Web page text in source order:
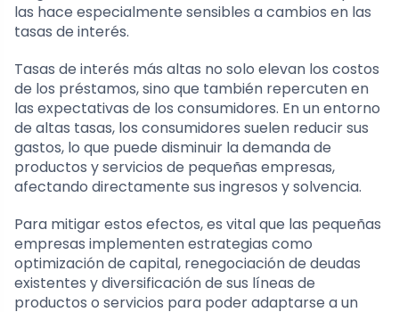
las hace especialmente sensibles a cambios en las
tasas de interés.
Tasas de interés más altas no solo elevan los costos
de los préstamos, sino que también repercuten en
las expectativas de los consumidores. En un entorno
de altas tasas, los consumidores suelen reducir sus
gastos, lo que puede disminuir la demanda de
productos y servicios de pequeñas empresas,
afectando directamente sus ingresos y solvencia.
Para mitigar estos efectos, es vital que las pequeñas
empresas implementen estrategias como
optimización de capital, renegociación de deudas
existentes y diversificación de sus líneas de
productos o servicios para poder adaptarse a un